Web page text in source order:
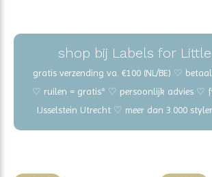
shop bij Labels for
gratis verzending va. €100 (NL/BE) ♡
♡ ruilen = gratis* ♡ persoonlijk advies ♡
IJsselstein Utrecht ♡ meer dan 3.000